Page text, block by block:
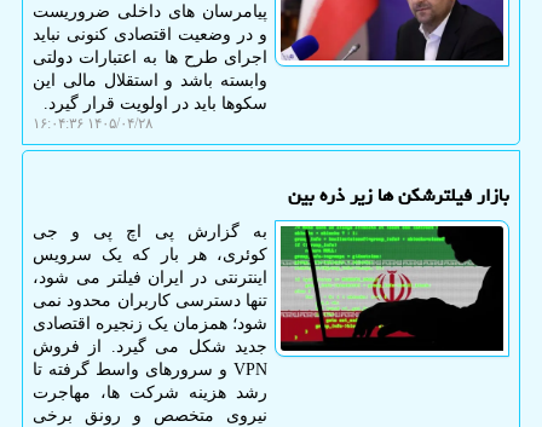
پیامرسان های داخلی ضروریست
و در وضعیت اقتصادی کنونی نباید
اجرای طرح ها به اعتبارات دولتی
وابسته باشد و استقلال مالی این
سکوها باید در اولویت قرار گیرد.
۱۴۰۵/۰۴/۲۸ ۱۶:۰۴:۳۶
بازار فیلترشکن ها زیر ذره بین
به گزارش پی اچ پی و جی
کوئری، هر بار که یک سرویس
اینترنتی در ایران فیلتر می شود،
تنها دسترسی کاربران محدود نمی
شود؛ همزمان یک زنجیره اقتصادی
جدید شکل می گیرد. از فروش
VPN و سرورهای واسط گرفته تا
رشد هزینه شرکت ها، مهاجرت
نیروی متخصص و رونق برخی